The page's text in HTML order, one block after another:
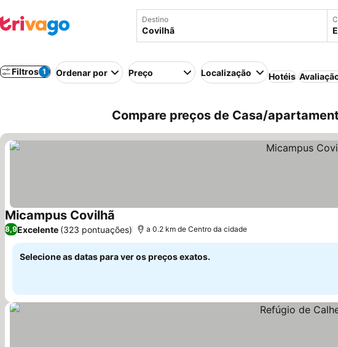
Destino
Filtros 1 Ordenar por Preço Localização Hotéis
Compare preços de Casa/
Micampus Covilhã Ver preços
8,9Excelente (323 pontuações) a 0.2 km de Centro da cidade
Selecione as datas para ver os preços exatos.